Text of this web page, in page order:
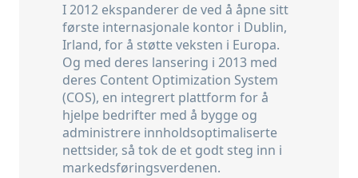
I 2012 ekspanderer de ved å åpne sitt
første internasjonale kontor i Dublin,
Irland, for å støtte veksten i Europa.
Og med deres lansering i 2013 med
deres Content Optimization System
(COS), en integrert plattform for å
hjelpe bedrifter med å bygge og
administrere innholdsoptimaliserte
nettsider, så tok de et godt steg inn i
markedsføringsverdenen.